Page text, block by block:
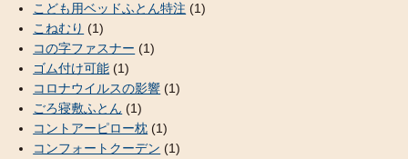
こども用ベッドふとん特注 (1)
こねむり (1)
コの字ファスナー (1)
ゴム付け可能 (1)
コロナウイルスの影響 (1)
ごろ寝敷ふとん (1)
コントアーピロー枕 (1)
コンフォートクーデン (1)